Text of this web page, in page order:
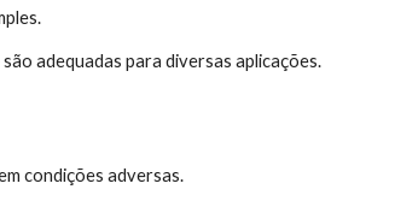
adequadas para diversas aplicações.
condições adversas.